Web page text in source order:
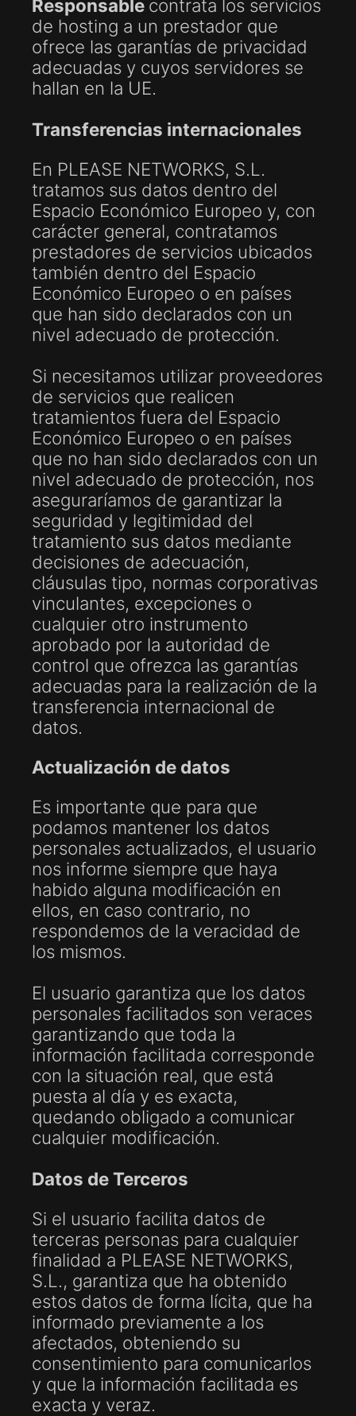
Responsable contrata los servicios
de hosting a un prestador que
ofrece las garantías de privacidad
adecuadas y cuyos servidores se
hallan en la UE.
Transferencias internacionales
En PLEASE NETWORKS, S.L.
tratamos sus datos dentro del
Espacio Económico Europeo y, con
carácter general, contratamos
prestadores de servicios ubicados
también dentro del Espacio
Económico Europeo o en países
que han sido declarados con un
nivel adecuado de protección.
Si necesitamos utilizar proveedores
de servicios que realicen
tratamientos fuera del Espacio
Económico Europeo o en países
que no han sido declarados con un
nivel adecuado de protección, nos
aseguraríamos de garantizar la
seguridad y legitimidad del
tratamiento sus datos mediante
decisiones de adecuación,
cláusulas tipo, normas corporativas
vinculantes, excepciones o
cualquier otro instrumento
aprobado por la autoridad de
control que ofrezca las garantías
adecuadas para la realización de la
transferencia internacional de
datos.
Actualización de datos
Es importante que para que
podamos mantener los datos
personales actualizados, el usuario
nos informe siempre que haya
habido alguna modificación en
ellos, en caso contrario, no
respondemos de la veracidad de
los mismos.
El usuario garantiza que los datos
personales facilitados son veraces
garantizando que toda la
información facilitada corresponde
con la situación real, que está
puesta al día y es exacta,
quedando obligado a comunicar
cualquier modificación.
Datos de Terceros
Si el usuario facilita datos de
terceras personas para cualquier
finalidad a PLEASE NETWORKS,
S.L., garantiza que ha obtenido
estos datos de forma lícita, que ha
informado previamente a los
afectados, obteniendo su
consentimiento para comunicarlos
y que la información facilitada es
exacta y veraz.